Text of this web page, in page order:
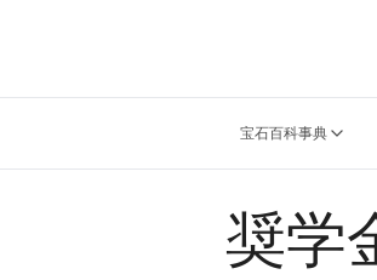
宝石百科事典
奨学